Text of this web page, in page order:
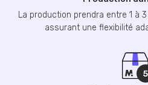
La production prendra entre 1 à
assurant une flexibilité